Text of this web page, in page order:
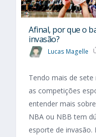
Afinal, por que o
invasão?
Lucas Magelle
Tendo mais de
as competições
entender mais
NBA ou NBB tem
esporte de